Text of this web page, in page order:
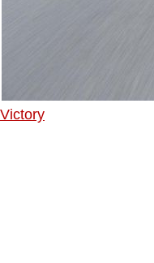
Victory